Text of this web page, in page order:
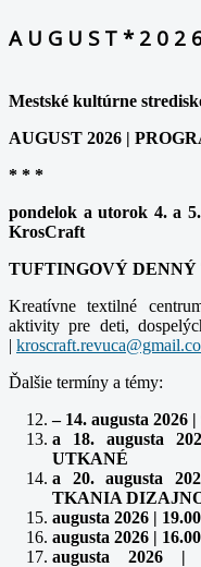
A U G U S T * 2 0 2
Mestské kultúrne
AUGUST 2026 |
* * *
pondelok a utorok 4. a
KrosCraft
TUFTINGOVÝ DENNÝ
Kreatívne textilné
aktivity pre deti,
|
Ďalšie termíny a témy:
– 14. augusta 2026
a 18. augusta
UTKANÉ
a 20. augusta
TKANIA
augusta 2026 |
augusta 2026 |
augusta 2026